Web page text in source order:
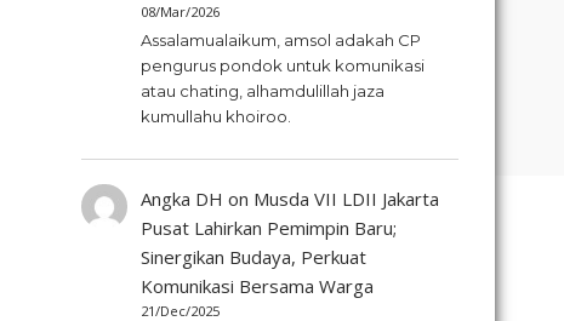
08/Mar/2026
Assalamualaikum, amsol adakah CP
pengurus pondok untuk komunikasi
atau chating, alhamdulillah jaza
kumullahu khoiroo.
Angka DH on Musda VII LDII Jakarta
Pusat Lahirkan Pemimpin Baru;
Sinergikan Budaya, Perkuat
Komunikasi Bersama Warga
21/Dec/2025